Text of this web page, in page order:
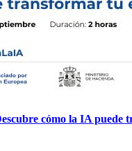
cómo la IA puede